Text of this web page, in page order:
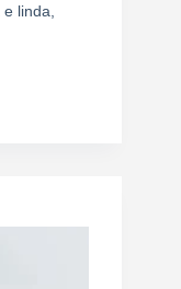
linda,